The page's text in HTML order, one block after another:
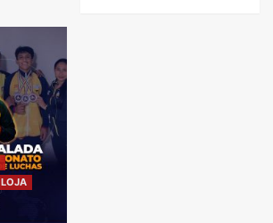
LOJA